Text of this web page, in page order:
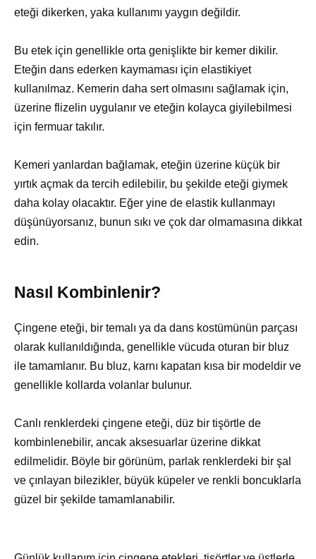
eteği dikerken, yaka kullanımı yaygın değildir.
Bu etek için genellikle orta genişlikte bir kemer dikilir.
Eteğin dans ederken kaymaması için elastikiyet
kullanılmaz. Kemerin daha sert olmasını sağlamak için,
üzerine flizelin uygulanır ve eteğin kolayca giyilebilmesi
için fermuar takılır.
Kemeri yanlardan bağlamak, eteğin üzerine küçük bir
yırtık açmak da tercih edilebilir, bu şekilde eteği giymek
daha kolay olacaktır. Eğer yine de elastik kullanmayı
düşünüyorsanız, bunun sıkı ve çok dar olmamasına dikkat
edin.
Nasıl Kombinlenir?
Çingene eteği, bir temalı ya da dans kostümünün parçası
olarak kullanıldığında, genellikle vücuda oturan bir bluz
ile tamamlanır. Bu bluz, karnı kapatan kısa bir modeldir ve
genellikle kollarda volanlar bulunur.
Canlı renklerdeki çingene eteği, düz bir tişörtle de
kombinlenebilir, ancak aksesuarlar üzerine dikkat
edilmelidir. Böyle bir görünüm, parlak renklerdeki bir şal
ve çınlayan bilezikler, büyük küpeler ve renkli boncuklarla
güzel bir şekilde tamamlanabilir.